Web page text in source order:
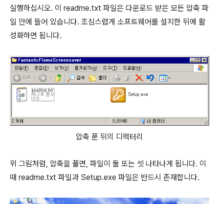
실행하십시오. 이 readme.txt 파일은 다운로드 받은 모든 압축 파
일 안에 들어 있습니다. 조심스럽게 소프트웨어를 설치한 뒤에 활
성화하면 됩니다.
압축 푼 뒤의 디렉터리
위 그림처럼, 압축을 풀면, 파일이 둘 또는 셋 나타나게 됩니다. 이
때 readme.txt 파일과 Setup.exe 파일은 반드시 존재합니다.